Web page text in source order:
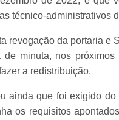
técnico-administrativos
revogação da portaria e
de minuta, nos
a redistribuição.
ainda que foi exigido
os requisitos